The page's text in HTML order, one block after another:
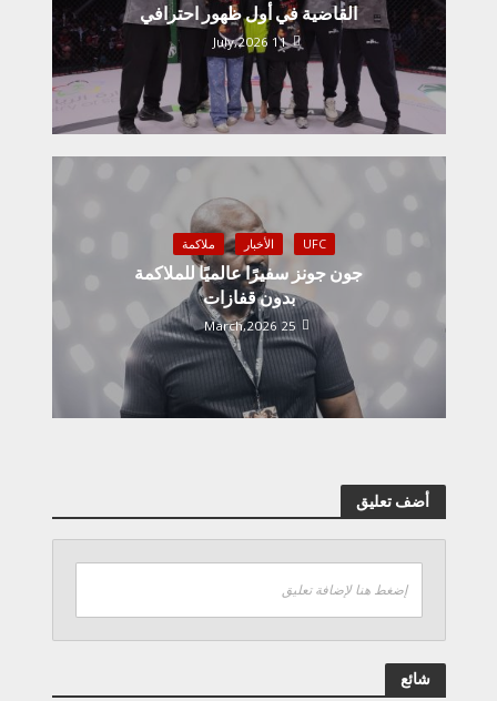
القاضية في أول ظهور احترافي
11 July,2026
UFC الأخبار ملاكمة
جون جونز سفيرًا عالميًا للملاكمة
بدون قفازات
25 March,2026
أضف تعليق
إضغط هنا لإضافة تعليق
شائع